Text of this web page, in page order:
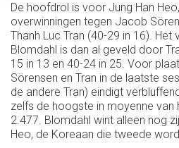
De hoofdrol is voor Jung Han
overwinningen tegen Jacob
Thanh Luc Tran (40-29 in 16). Het
Blomdahl is dan al geveld door
15 in 13 en 40-24 in 25. Voor
Sörensen en Tran in de laatste
de andere Tran) eindigt
zelfs de hoogste in moyenne van
2.477. Blomdahl wint alleen nog
Heo, de Koreaan die tweede